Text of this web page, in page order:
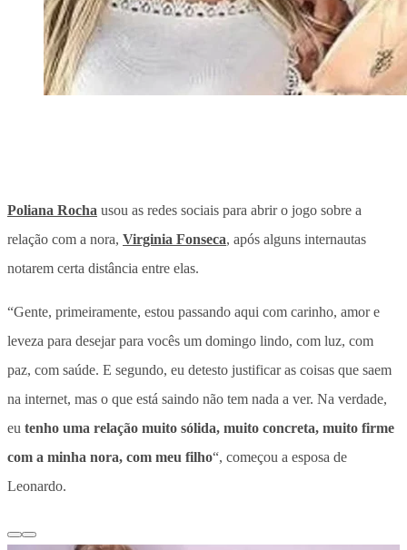
Poliana Rocha usou as redes sociais para abrir o jogo sobre a
relação com a nora, Virginia Fonseca, após alguns internautas
notarem certa distância entre elas.
“Gente, primeiramente, estou passando aqui com carinho, amor e
leveza para desejar para vocês um domingo lindo, com luz, com
paz, com saúde. E segundo, eu detesto justificar as coisas que saem
na internet, mas o que está saindo não tem nada a ver. Na verdade,
eu tenho uma relação muito sólida, muito concreta, muito firme
com a minha nora, com meu filho“, começou a esposa de
Leonardo.